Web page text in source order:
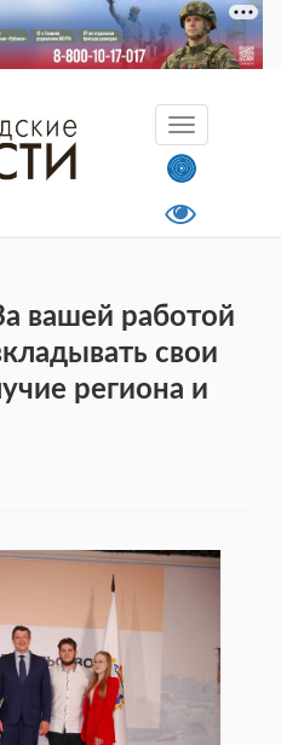
вашей работой
свои
региона и